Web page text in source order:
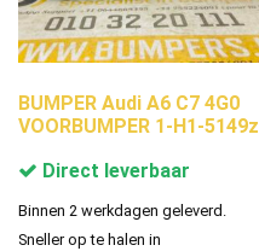
BUMPER Audi A6 C7 4G0
VOORBUMPER 1-H1-5149z
Direct leverbaar
Binnen 2 werkdagen geleverd.
Sneller op te halen in